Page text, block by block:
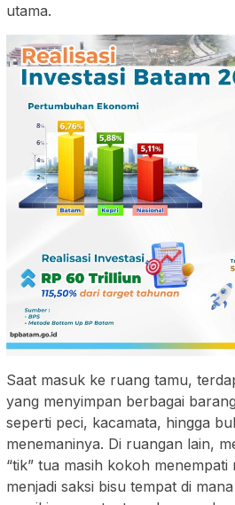
utama.
Saat masuk ke ruang tamu,
yang menyimpan berbagai
seperti peci, kacamata, hingga
menemaninya. Di ruangan lain,
“tik” tua masih kokoh menempati
menjadi saksi bisu tempat di